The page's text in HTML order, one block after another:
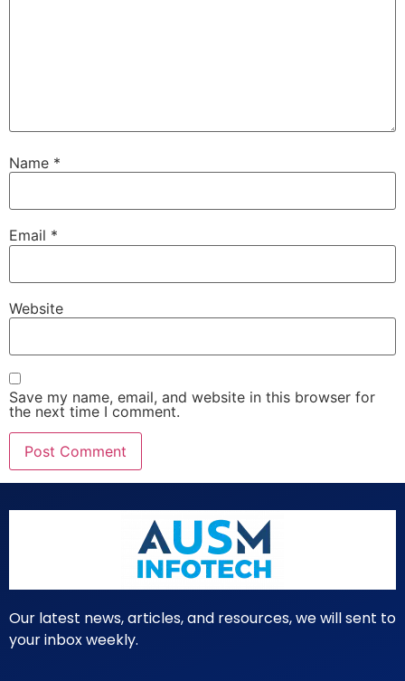
Name *
Email *
Website
Save my name, email, and website in this browser for
the next time I comment.
Our latest news, articles, and resources, we will sent to
your inbox weekly.